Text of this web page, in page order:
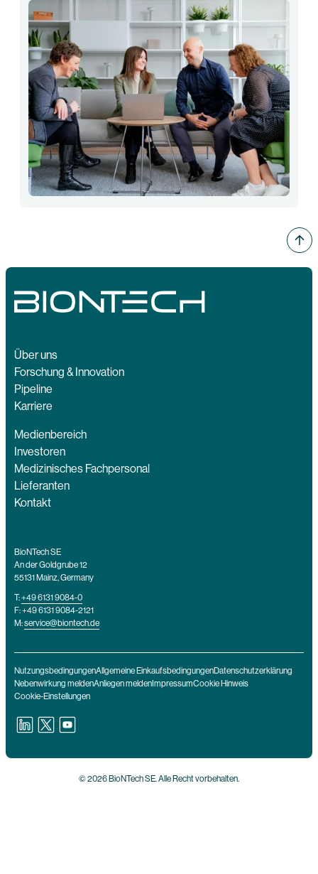
Über uns
Forschung & Innovation
Pipeline
Karriere
Medienbereich
Investoren
Medizinisches Fachpersonal
Lieferanten
Kontakt
BioNTech SE
An der Goldgrube 12
55131 Mainz, Germany
T:+49 6131 9084-0
F: +49 6131 9084-2121
M:service@biontech.de
NutzungsbedingungenAllgemeine EinkaufsbedingungenDatenschutzerklärung
Nebenwirkung meldenAnliegen melden ImpressumCookie Hinweis
Cookie-Einstellungen
© 2026 BioNTech SE. Alle Recht vorbehalten.